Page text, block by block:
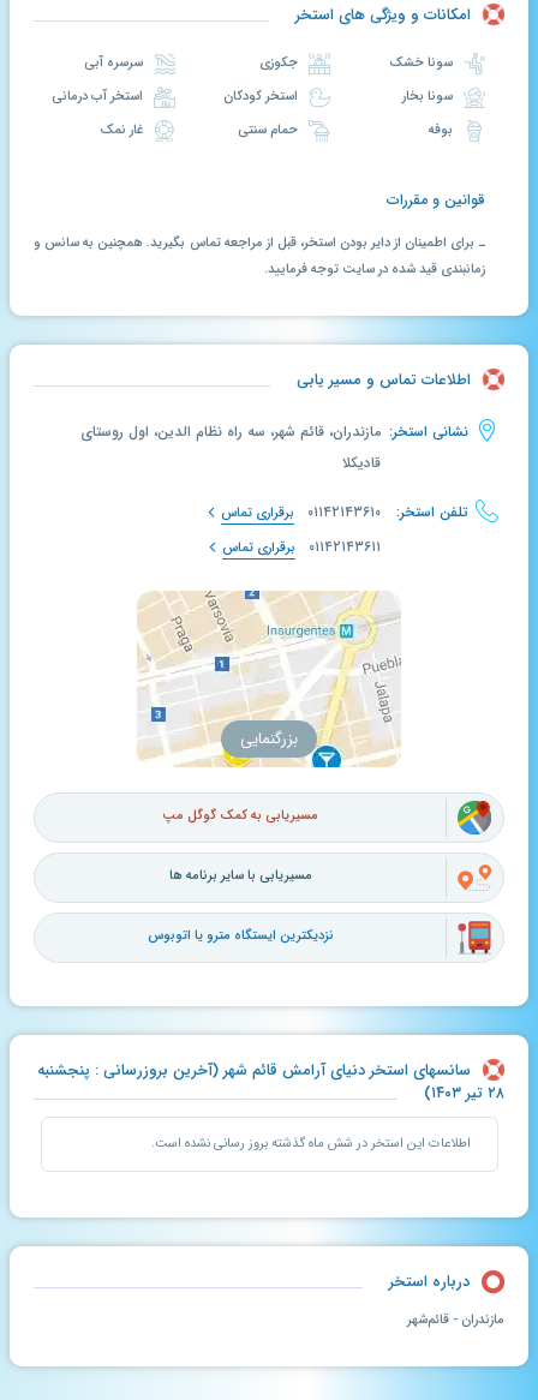
امکانات و ویژگی های استخر
سونا خشک
سونا بخار
جکوزی
حمام سنتی
سرسره آبی
غار نمک
قوانین و مقررات
ـ برای اطمینان از دایر بودن استخر، قبل از مراجعه تماس بگیرید. همچنین به سانس و
زمانبندی قید شده در سایت توجه فرمایید.
اطلاعات تماس و مسیر یابی
نشانی استخر: مازندران، قائم شهر، سه راه نظام الدین، اول روستای
قادیکلا
تلفن استخر: ۰۱۱۴۲۱۴۳۶۱۰ برقراری تماس
۰۱۱۴۲۱۴۳۶۱۱ برقراری تماس
بزرگنمایی
مسیریابی به کمک گوگل مپ
مسیریابی با سایر برنامه ها
نزدیکترین ایستگاه مترو یا اتوبوس
سانسهای استخر دنیای آرامش قائم شهر (آخرین بروزرسانی : پنجشنبه
۲۸ تیر ۱۴۰۳)
اطلاعات این استخر در شش ماه گذشته بروز رسانی نشده است.
درباره استخر
مازندران - قائم‌شهر